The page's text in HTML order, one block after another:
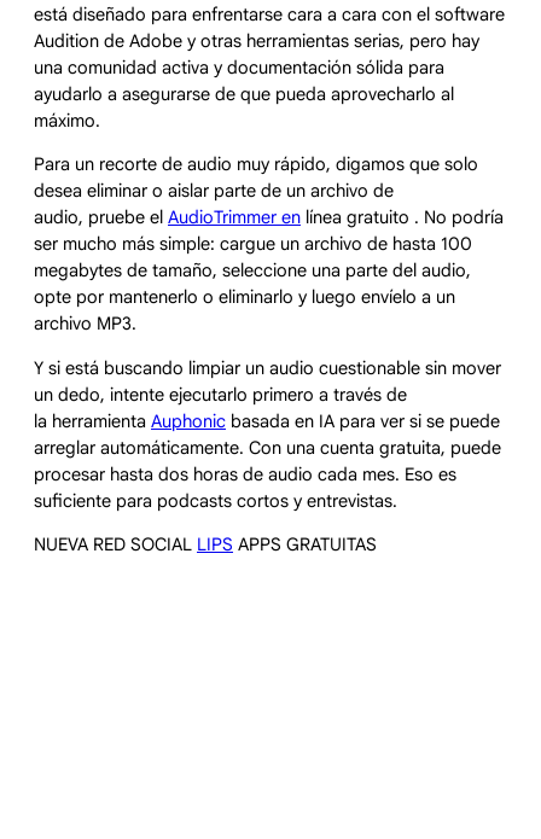
está diseñado para enfrentarse cara a cara con el software
Audition de Adobe y otras herramientas serias, pero hay
una comunidad activa y documentación sólida para
ayudarlo a asegurarse de que pueda aprovecharlo al
máximo.
Para un recorte de audio muy rápido, digamos que solo
desea eliminar o aislar parte de un archivo de
audio, pruebe el AudioTrimmer en línea gratuito . No podría
ser mucho más simple: cargue un archivo de hasta 100
megabytes de tamaño, seleccione una parte del audio,
opte por mantenerlo o eliminarlo y luego envíelo a un
archivo MP3.
Y si está buscando limpiar un audio cuestionable sin mover
un dedo, intente ejecutarlo primero a través de
la herramienta Auphonic basada en IA para ver si se puede
arreglar automáticamente. Con una cuenta gratuita, puede
procesar hasta dos horas de audio cada mes. Eso es
suficiente para podcasts cortos y entrevistas.
NUEVA RED SOCIAL LIPS APPS GRATUITAS